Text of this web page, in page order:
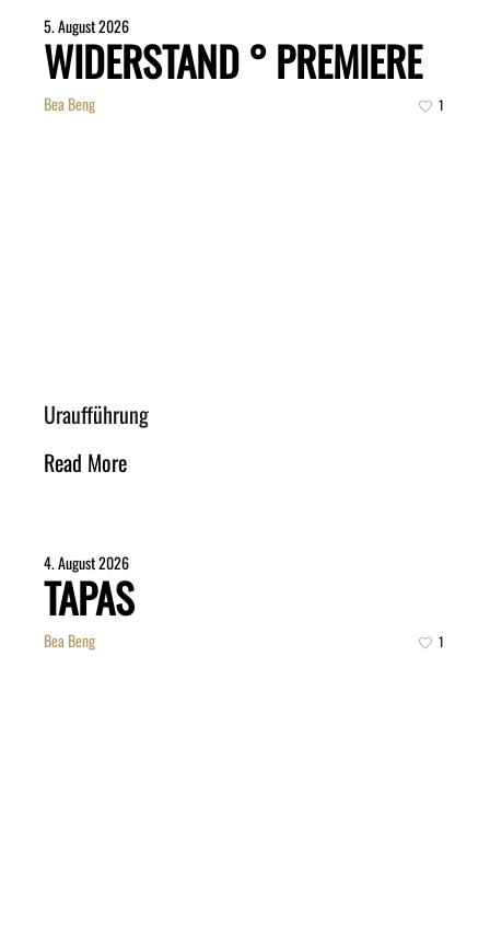
5. August 2026
WIDERSTAND ° PREMIERE
Bea Beng 1
Uraufführung
Read More
4. August 2026
TAPAS
Bea Beng 1